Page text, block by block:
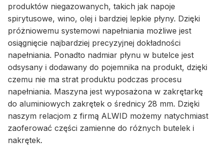
produktów niegazowanych, takich jak napoje
spirytusowe, wino, olej i bardziej lepkie płyny. Dzięki
próżniowemu systemowi napełniania możliwe jest
osiągnięcie najbardziej precyzyjnej dokładności
napełniania. Ponadto nadmiar płynu w butelce jest
odsysany i dodawany do pojemnika na produkt, dzięki
czemu nie ma strat produktu podczas procesu
napełniania. Maszyna jest wyposażona w zakrętarkę
do aluminiowych zakrętek o średnicy 28 mm. Dzięki
naszym relacjom z firmą ALWID możemy natychmiast
zaoferować części zamienne do różnych butelek i
nakrętek.